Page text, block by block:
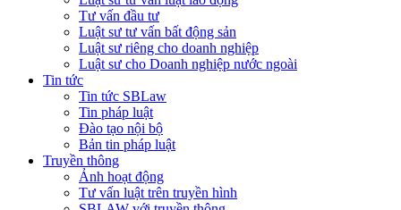
Tư vấn đầu tư
Luật sư tư vấn bất động sản
Luật sư riêng cho doanh nghiệp
Luật sư cho Doanh nghiệp nước ngoài
Tin tức
Tin tức SBLaw
Tin pháp luật
Đào tạo nội bộ
Bản tin pháp luật
Truyền thông
Ảnh hoạt động
Tư vấn luật trên truyền hình